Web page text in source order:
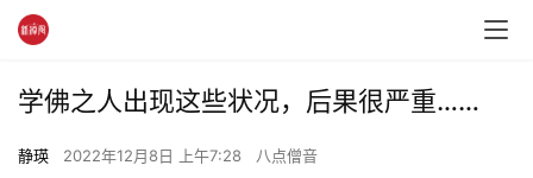
学佛之人出现这些状况，后果很严重……
静瑛 2022年12月8日 上午7:28 八点僧音